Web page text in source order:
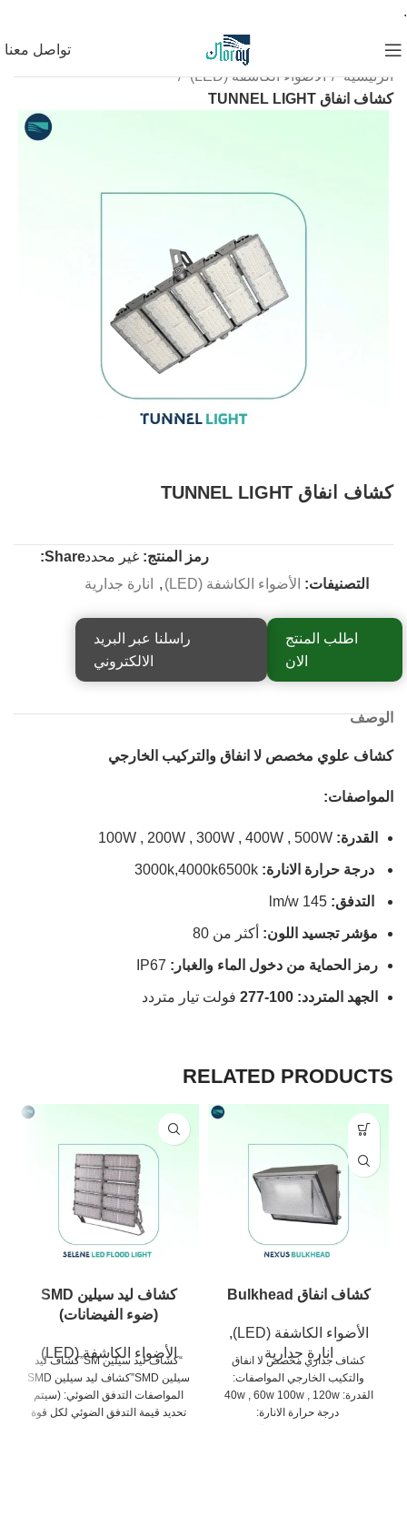
.
تواصل معنا
الرئيسية
الأضواء الكاشفة (LED)
كشاف انفاق TUNNEL LIGHT
كشاف انفاق TUNNEL LIGHT
رمز المنتج: غير محدد
التصنيفات: الأضواء الكاشفة (LED) , انارة جدارية
اطلب المنتج
الان
راسلنا عبر البريد
الالكتروني
Share:
الوصف
كشاف علوي مخصص لا انفاق والتركيب الخارجي
المواصفات:
القدرة:
درجة حرارة الانارة:
التدفق:
مؤشر تجسيد اللون: أكثر من 80
رمز الحماية من دخول الماء والغبار:
الجهد المتردد: 100-277 فولت تيار متردد
RELATED PRODUCTS
كشاف انفاق Bulkhead
الأضواء الكاشفة (LED)
,
انارة جدارية
كشاف جداري مخصص لا انفاق
والتكيب الخارجي المواصفات:
القدرة: 40w , 60w 100w , 120w
درجة حرارة الانارة:
100 وات
1000 وات
150 وات
1500 وات
50 وات
600 وات
كشاف ليد سيلين SMD
(ضوء الفيضانات)
الأضواء الكاشفة (LED)“كشاف ليد سيلين SM”كشاف ليد
سيلين SMD”كشاف ليد سيلين SMD
المواصفات التدفق الضوئي: (سيتم
تحديد قيمة التدفق الضوئي لكل قوة